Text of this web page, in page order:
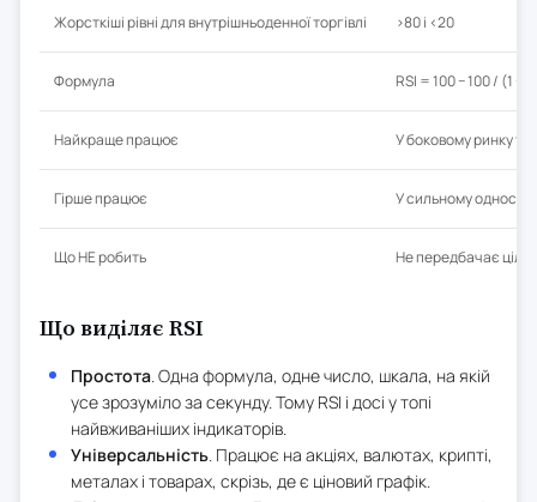
Жорсткіші рівні для внутрішньоденної торгівлі >80 і <20
Формула RSI = 100 − 100 / (1 +
Найкраще працює У боковому ринку
Гірше працює У сильному
Що НЕ робить Не передбачає
Що виділяє RSI
Простота . Одна формула, одне число, шкала, на якій
усе зрозуміло за секунду. Тому RSI і досі у топі
найвживаніших індикаторів.
Універсальність . Працює на акціях, валютах, крипті,
металах і товарах, скрізь, де є ціновий графік.